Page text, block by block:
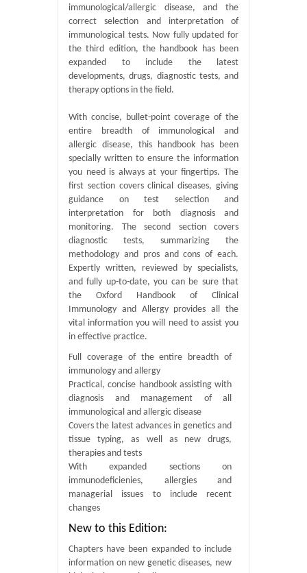
immunological/allergic disease, and the
correct selection and interpretation of
immunological tests. Now fully updated for
the third edition, the handbook has been
expanded to include the latest
developments, drugs, diagnostic tests, and
therapy options in the field.
With concise, bullet-point coverage of the
entire breadth of immunological and
allergic disease, this handbook has been
specially written to ensure the information
you need is always at your fingertips. The
first section covers clinical diseases, giving
guidance on test selection and
interpretation for both diagnosis and
monitoring. The second section covers
diagnostic tests, summarizing the
methodology and pros and cons of each.
Expertly written, reviewed by specialists,
and fully up-to-date, you can be sure that
the Oxford Handbook of Clinical
Immunology and Allergy provides all the
vital information you will need to assist you
in effective practice.
Full coverage of the entire breadth of
immunology and allergy
Practical, concise handbook assisting with
diagnosis and management of all
immunological and allergic disease
Covers the latest advances in genetics and
tissue typing, as well as new drugs,
therapies and tests
With expanded sections on
immunodeficienies, allergies and
managerial issues to include recent
changes
New to this Edition:
Chapters have been expanded to include
information on new genetic diseases, new